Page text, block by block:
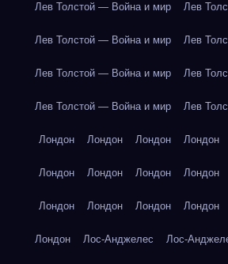
Лев Толстой — Война и мир Лев
Лев Толстой — Война и мир Лев
Лев Толстой — Война и мир Лев
Лев Толстой — Война и мир Лев
Лондон Лондон Лондон Лондон
Лондон Лондон Лондон Лондон
Лондон Лондон Лондон Лондон
Лондон Лос-Анджелес Лос-